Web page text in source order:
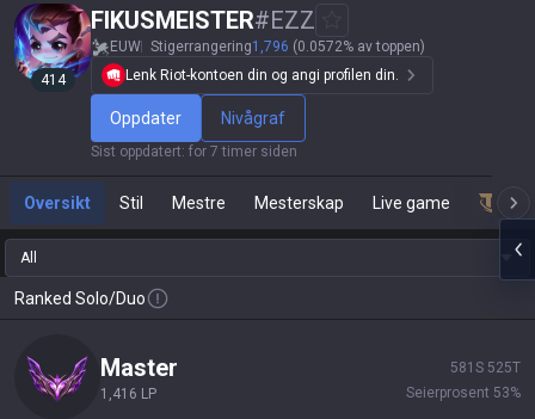
414
FIKUSMEISTER#EZZ
EUW Stigerrangering1,796 (0.0572% av toppen)
Lenk Riot-kontoen din og angi profilen din.
Oppdater Nivågraf
Sist oppdatert: for 7 timer siden
Oversikt Stil Mestre Mesterskap Live game
All
Ranked Solo/Duo
master
1,416 LP
581 S 525T
Seierprosent 53%